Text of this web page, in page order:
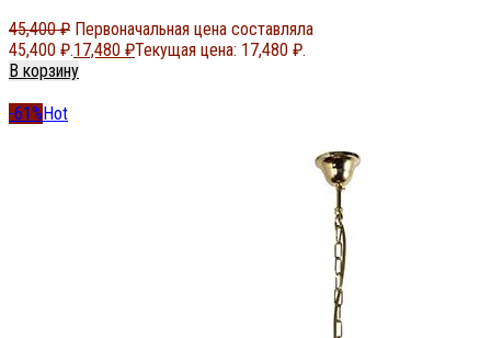
45,400₽ Первоначальная цена составляла
45,400 ₽.17,480 ₽Текущая цена: 17,480 ₽.
В корзину
-61% Hot